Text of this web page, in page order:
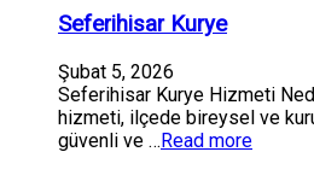
Seferihisar Kurye
Şubat 5, 2026
Seferihisar Kurye Hizmeti
hizmeti, ilçede bireysel ve
güvenli ve …Read more